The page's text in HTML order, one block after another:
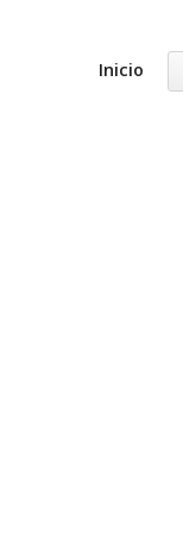
Inicio